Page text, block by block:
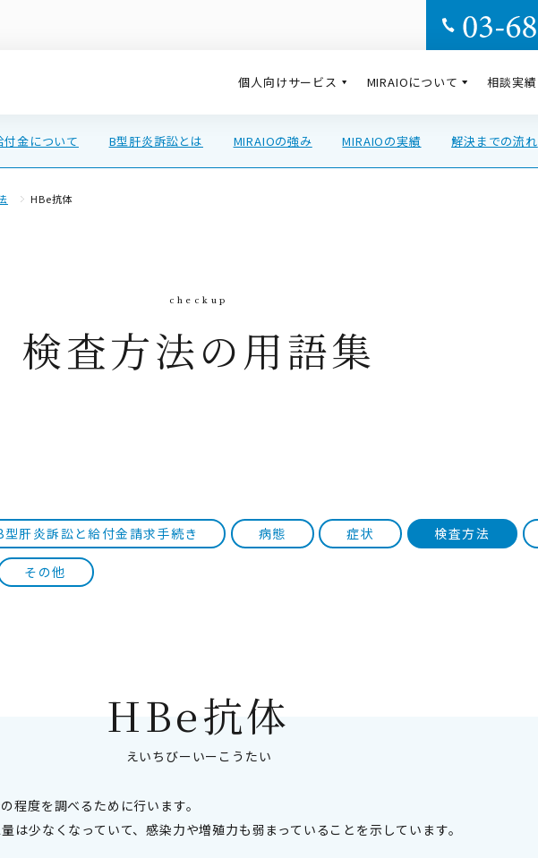
個人向けサービス MIRAIOについて 相談実績
付金について B型肝炎訴訟とは MIRAIOの強み MIRAIOの実績 解決までの流れ
HBe抗体
検査方法の用語集
型肝炎訴訟と給付金請求手続き 病態 症状 検査方法
その他
HBe抗体
えいちびーいーこうたい
程度を調べるために行います。
は少なくなっていて、感染力や増殖力も弱まっていることを示しています。